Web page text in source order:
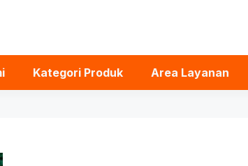
Kategori Produk Area Layanan